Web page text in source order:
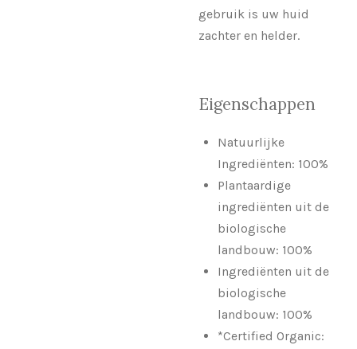
gebruik is uw huid
zachter en helder.
Eigenschappen
Natuurlijke
Ingrediënten: 100%
Plantaardige
ingrediënten uit de
biologische
landbouw: 100%
Ingrediënten uit de
biologische
landbouw: 100%
*Certified Organic: